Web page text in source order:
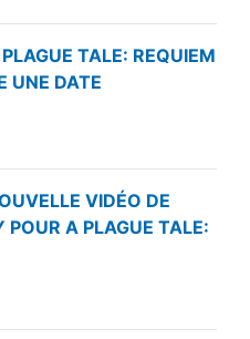
TALE: REQUIEM
UNE DATE
VIDÉO DE
POUR A PLAGUE TALE: